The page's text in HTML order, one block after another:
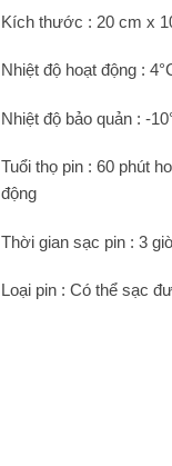
Kích thước : 20 cm x
Nhiệt độ hoạt động :
Nhiệt độ bảo quản : -
Tuổi thọ pin : 60 phút
động
Thời gian sạc pin : 3
Loại pin : Có thể sạc